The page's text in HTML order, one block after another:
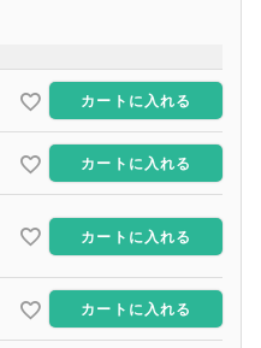
カートに入れる
カートに入れる
カートに入れる
カートに入れる